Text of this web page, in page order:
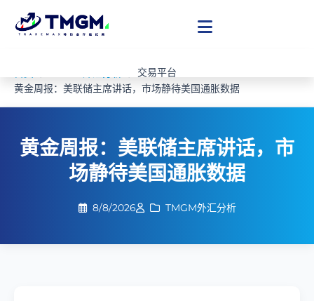
交易平台
账户类型
资讯分析
关于我们
开设账户
黄金周报：美联储主席讲话，市场静待美国通胀数据
黄金周报：美联储主席讲话，市
场静待美国通胀数据
8/8/2026 TMGM外汇分析